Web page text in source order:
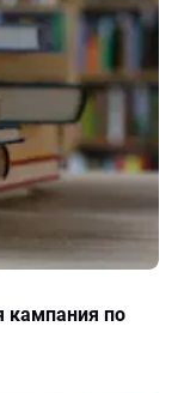
кампания по